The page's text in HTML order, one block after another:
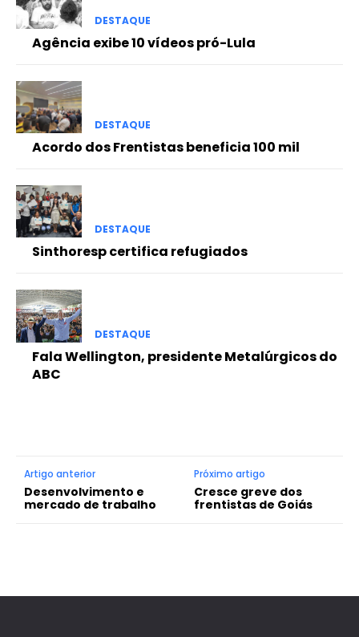
DESTAQUE
Agência exibe 10 vídeos pró-Lula
DESTAQUE
Acordo dos Frentistas beneficia 100 mil
DESTAQUE
Sinthoresp certifica refugiados
DESTAQUE
Fala Wellington, presidente Metalúrgicos do
ABC
Artigo anterior
Desenvolvimento e
mercado de trabalho
Próximo artigo
Cresce greve dos
frentistas de Goiás